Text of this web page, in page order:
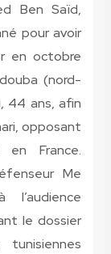
Ben Saïd,
pour avoir
en octobre
(nord-
44 ans, afin
opposant
France.
Me
le dossier